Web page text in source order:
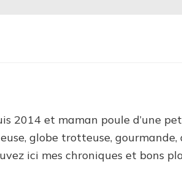
2014 et maman poule d’une
globe trotteuse, gourmande,
ici mes chroniques et bons